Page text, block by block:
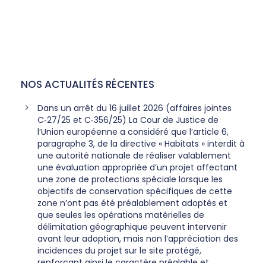
NOS ACTUALITÉS RÉCENTES
Dans un arrêt du 16 juillet 2026 (affaires jointes
C‑27/25 et C‑356/25) La Cour de Justice de
l’Union européenne a considéré que l’article 6,
paragraphe 3, de la directive « Habitats » interdit à
une autorité nationale de réaliser valablement
une évaluation appropriée d’un projet affectant
une zone de protections spéciale lorsque les
objectifs de conservation spécifiques de cette
zone n’ont pas été préalablement adoptés et
que seules les opérations matérielles de
délimitation géographique peuvent intervenir
avant leur adoption, mais non l’appréciation des
incidences du projet sur le site protégé,